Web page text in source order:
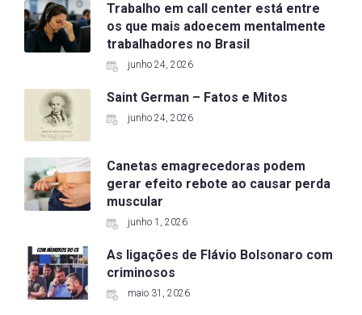
Trabalho em call center está entre
os que mais adoecem mentalmente
trabalhadores no Brasil
junho 24, 2026
Saint German – Fatos e Mitos
junho 24, 2026
Canetas emagrecedoras podem
gerar efeito rebote ao causar perda
muscular
junho 1, 2026
As ligações de Flávio Bolsonaro com
criminosos
maio 31, 2026